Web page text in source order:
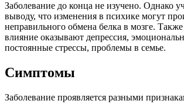
Заболевание до конца не изучено. Однако
выводу, что изменения в психике могут
неправильного обмена белка в мозге.
влияние оказывают депрессия,
постоянные стрессы, проблемы в семье.
Симптомы
Заболевание проявляется разными